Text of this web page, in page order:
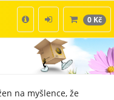
0 Kč
na myšlence, že